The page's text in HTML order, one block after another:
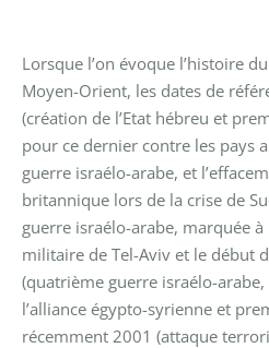
Lorsque l’on évoque l’histoire
Moyen-Orient, les dates de
(création de l’Etat hébreu et
pour ce dernier contre les pays
guerre israélo-arabe, et
britannique lors de la crise de
guerre israélo-arabe, marquée
militaire de Tel-Aviv et le début
(quatrième guerre israélo-
l’alliance égypto-syrienne et
récemment 2001 (attaque